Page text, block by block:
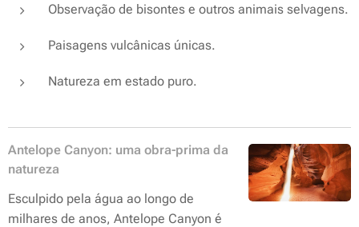
Observação de bisontes e outros animais selvagens.
Paisagens vulcânicas únicas.
Natureza em estado puro.
Antelope Canyon: uma obra-prima da
natureza
Esculpido pela água ao longo de
milhares de anos, Antelope Canyon é